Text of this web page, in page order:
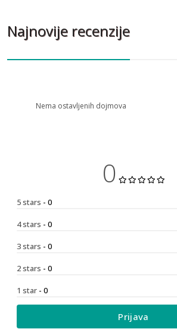
Najnovije recenzije
Nema ostavljenih dojmova
0
5 stars - 0
4 stars - 0
3 stars - 0
2 stars - 0
1 star - 0
Prijava